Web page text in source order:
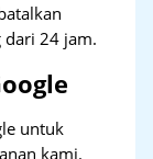
dari 24 jam.
untuk
kami.